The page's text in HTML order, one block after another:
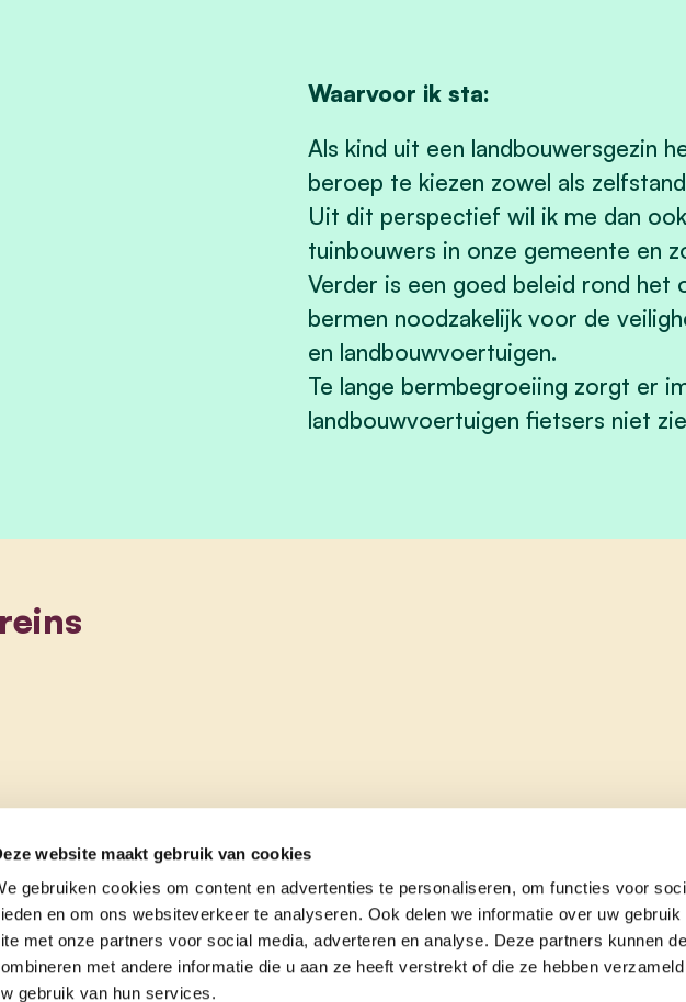
website maakt gebruik van cookies
gebruiken cookies om content en advertenties te personaliseren, om functies voor
en om ons websiteverkeer te analyseren. Ook delen we informatie over uw gebruik
met onze partners voor social media, adverteren en analyse. Deze partners kunnen
met andere informatie die u aan ze heeft verstrekt of die ze hebben
gebruik van hun services.
Waarvoor ik sta:
Als kind uit een landbouwersgezin
beroep te kiezen zowel als
Uit dit perspectief wil ik me dan
tuinbouwers in onze gemeente en
Verder is een goed beleid rond het
bermen noodzakelijk voor de
en landbouwvoertuigen.
Te lange bermbegroeiing zorgt er
landbouwvoertuigen fietsers niet